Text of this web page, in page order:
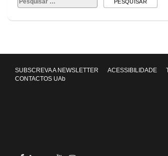
por:
SUBSCREVA A NEWSLETTER ACESSIBILIDADE
CONTACTOS UAb
Twitter